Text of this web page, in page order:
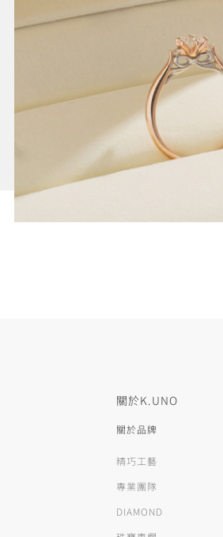
關於K.UNO
關於品牌
精巧工藝
專業團隊
DIAMOND